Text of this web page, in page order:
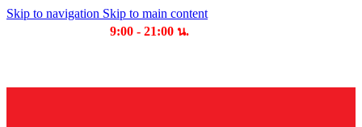
Skip to navigation Skip to main content
9:00 - 21:00 น.